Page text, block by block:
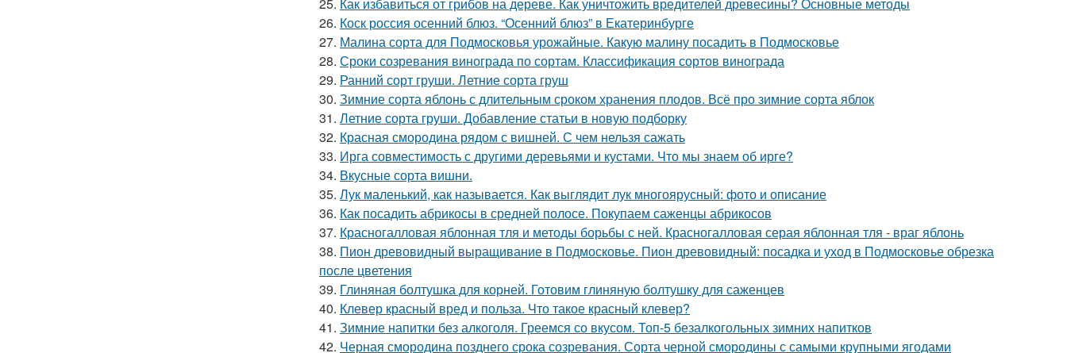
26. Коск россия осенний блюз. “Осенний блюз” в Екатеринбурге
27. Малина сорта для Подмосковья урожайные. Какую малину посадить в Подмосковье
28. Сроки созревания винограда по сортам. Классификация сортов винограда
29. Ранний сорт груши. Летние сорта груш
30. Зимние сорта яблонь с длительным сроком хранения плодов. Всё про зимние сорта яблок
31. Летние сорта груши. Добавление статьи в новую подборку
32. Красная смородина рядом с вишней. С чем нельзя сажать
33. Ирга совместимость с другими деревьями и кустами. Что мы знаем об ирге?
34. Вкусные сорта вишни.
35. Лук маленький, как называется. Как выглядит лук многоярусный: фото и описание
36. Как посадить абрикосы в средней полосе. Покупаем саженцы абрикосов
37. Красногалловая яблонная тля и методы борьбы с ней. Красногалловая серая яблонная тля - враг яблонь
38. Пион древовидный выращивание в Подмосковье. Пион древовидный: посадка и уход в Подмосковье обрезка
после цветения
39. Глиняная болтушка для корней. Готовим глиняную болтушку для саженцев
40. Клевер красный вред и польза. Что такое красный клевер?
41. Зимние напитки без алкоголя. Греемся со вкусом. Топ-5 безалкогольных зимних напитков
42. Черная смородина позднего срока созревания. Сорта черной смородины с самыми крупными ягодами